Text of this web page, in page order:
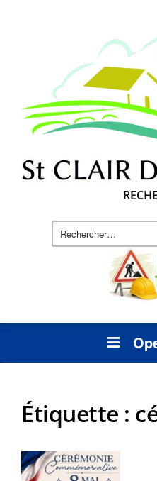
Étiquette :